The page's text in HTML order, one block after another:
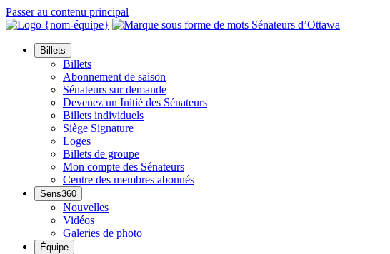
Passer au contenu principal
Billets
Billets
Abonnement de saison
Sénateurs sur demande
Devenez un Initié des Sénateurs
Billets individuels
Siège Signature
Loges
Billets de groupe
Mon compte des Sénateurs
Centre des membres abonnés
Sens360
Nouvelles
Vidéos
Galeries de photo
Équipe